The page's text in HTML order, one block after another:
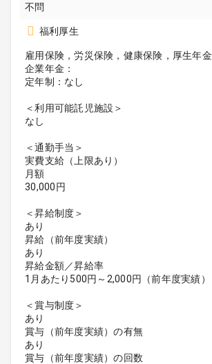
不問
福利厚生
雇用保険，労災保険，健康保険，厚生年金
企業年金：
定年制：なし
＜利用可能託児施設＞
なし
＜通勤手当＞
実費支給（上限あり）
月額
30,000円
＜昇給制度＞
あり
昇給（前年度実績）
あり
昇給金額／昇給率
1月あたり500円～2,000円（前年度実績）
＜賞与制度＞
あり
賞与（前年度実績）の有無
あり
賞与（前年度実績）の回数